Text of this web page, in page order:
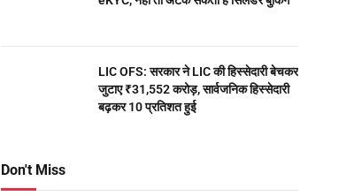
LIC OFS: सरकार ने LIC की हिस्सेदारी बेचकर
जुटाए ₹31,552 करोड़, सार्वजनिक हिस्सेदारी
बढ़कर 10 प्रतिशत हुई
Don't Miss